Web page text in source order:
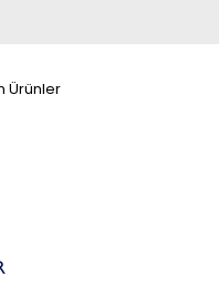
Ürünler